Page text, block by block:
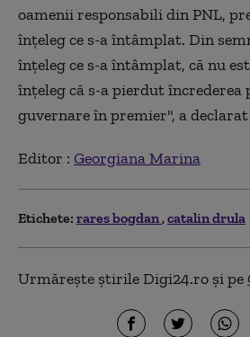
oamenii responsabili din PNL,
înțeleg ce s-a întâmplat. Din
înțeleg ce s-a întâmplat, că nu
înțeleg că s-a pierdut încrederea
guvernare în premier", a
Editor : Georgiana Marina
Etichete: rares bogdan catalin drula
Urmărește știrile Digi24.ro și pe